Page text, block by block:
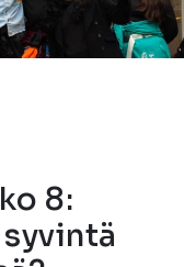
8: